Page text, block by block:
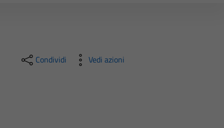
Condividi Vedi azioni